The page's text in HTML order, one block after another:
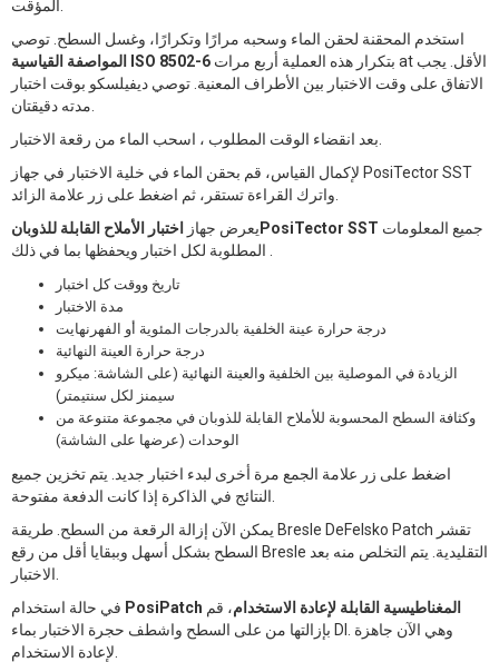
استخدم المحقنة لحقن الماء وسحبه مرارًا وتكرارًا، وغسل السطح. توصي
المواصفة القياسية ISO 8502-6
الاتفاق على وقت الاختبار بين الأطراف المعنية. توصي ديفيلسكو بوقت اختبار
لإكمال القياس، قم بحقن الماء في خلية الاختبار في جهاز PosiTector SST
يعرض جهازاختبار الأملاح القابلة للذوبانPosiTector SST جميع المعلومات
تاريخ ووقت كل اختبار
مدة الاختبار
درجة حرارة عينة الخلفية بالدرجات المئوية أو الفهرنهايت
درجة حرارة العينة النهائية
الزيادة في الموصلية بين الخلفية والعينة النهائية (على الشاشة: ميكرو
سيمنز لكل سنتيمتر)
وكثافة السطح المحسوبة للأملاح القابلة للذوبان في مجموعة متنوعة من
الوحدات (عرضها على الشاشة)
اضغط على زر علامة الجمع مرة أخرى لبدء اختبار جديد. يتم تخزين جميع
يمكن الآن إزالة الرقعة من السطح. طريقة Bresle DeFelsko Patch تقشر
السطح بشكل أسهل وببقايا أقل من رقع Bresle التقليدية. يتم التخلص منه بعد
PosiPatch المغناطيسية القابلة لإعادة الاستخدام، قم
بإزالتها من على السطح واشطف حجرة الاختبار بماء DI. وهي الآن جاهزة